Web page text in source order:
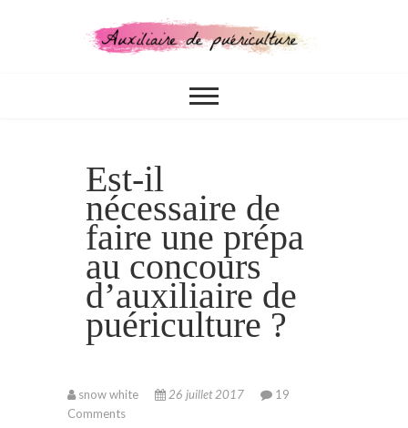
Est-il
nécessaire de
faire une prépa
au concours
d’auxiliaire de
puériculture ?
snow white 26 juillet 2017
19
Comments